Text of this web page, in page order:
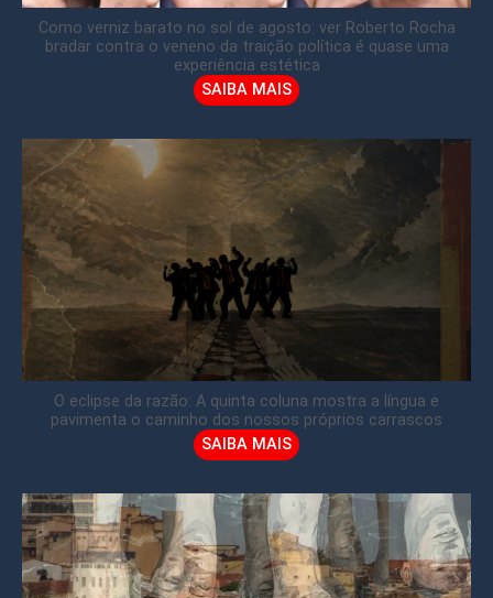
Como verniz barato no sol de agosto: ver Roberto Rocha
bradar contra o veneno da traição política é quase uma
experiência estética
SAIBA MAIS
O eclipse da razão: A quinta coluna mostra a língua e
pavimenta o caminho dos nossos próprios carrascos
SAIBA MAIS